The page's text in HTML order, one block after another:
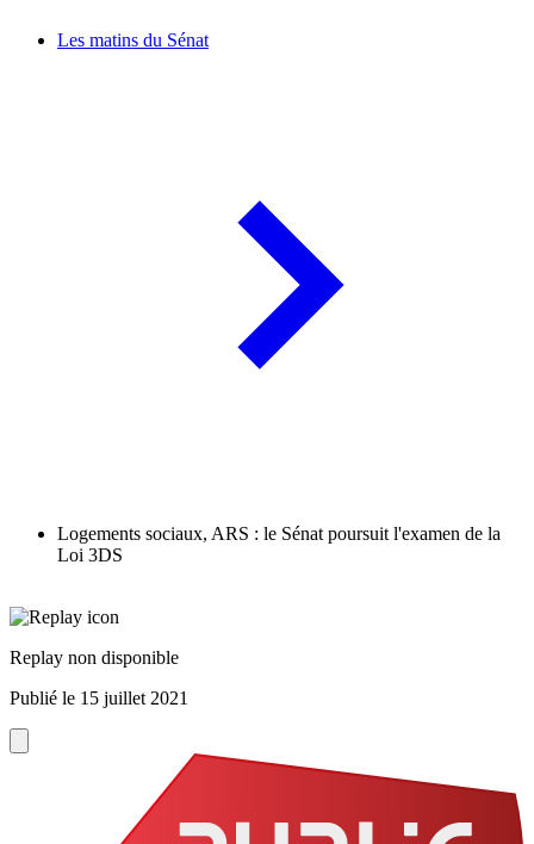
Les matins du Sénat
Logements sociaux, ARS : le Sénat poursuit l'examen de la
Loi 3DS
Replay non disponible
Publié le 15 juillet 2021